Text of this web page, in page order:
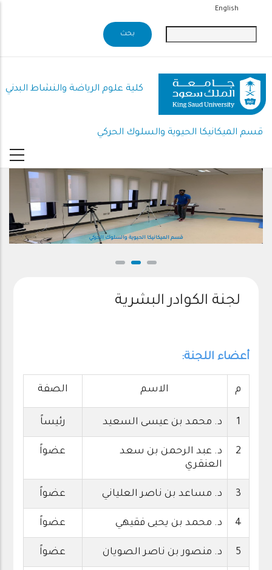
English
كلية علوم الرياضة والنشاط البدني
قسم الميكانيكا الحيوية والسلوك الحركي
قسم الميكانيكا الحيوية والسلوك الحركي
لجنة الكوادر البشرية
أعضاء اللجنة:
م الاسم الصفة
1 د. محمد بن عيسى السعيد رئيساً
2
د. عبد الرحمن بن سعد
العنقري
عضواً
3 د. مساعد بن ناصر العلياني عضواً
4 د. محمد بن يحيى فقيهي عضواً
5 د. منصور بن ناصر الصويان عضواً